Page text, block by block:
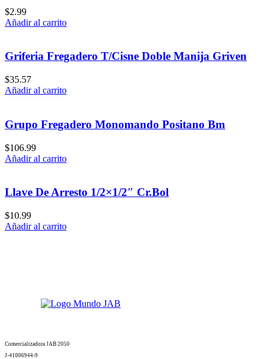
$2.99
Añadir al carrito
Griferia Fregadero T/Cisne Doble Manija Griven
$35.57
Añadir al carrito
Grupo Fregadero Monomando Positano Bm
$106.99
Añadir al carrito
Llave De Arresto 1/2×1/2″ Cr.Bol
$10.99
Añadir al carrito
Comercializadora JAB 2050
J-41006944-9